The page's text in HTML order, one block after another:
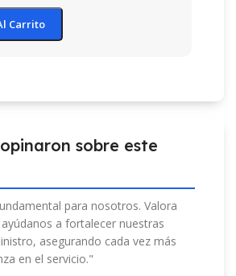
Carrito
opinaron sobre este
para nosotros. Valora
a fortalecer nuestras
asegurando cada vez más
en el servicio."